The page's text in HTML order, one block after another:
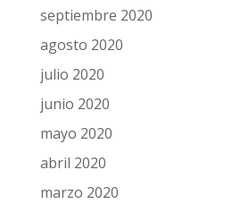
septiembre 2020
agosto 2020
julio 2020
junio 2020
mayo 2020
abril 2020
marzo 2020